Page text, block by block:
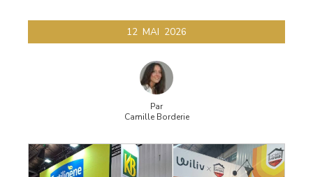
12 MAI 2026
Par
Camille Borderie